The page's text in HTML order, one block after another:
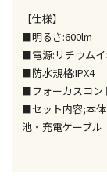
※支払
※電話
宅配の
ません
※「宅
同時
午前9
【仕様】
■明るさ:600lm
■電源:リチウム
■防水規格:IPX4
■フォーカスコン
■セット内容;本
池・充電ケーブル